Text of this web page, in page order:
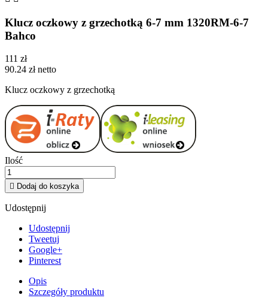
Klucz oczkowy z grzechotką 6-7 mm 1320RM-6-7
Bahco
111 zł
90.24 zł netto
Klucz oczkowy z grzechotką
Ilość
 Dodaj do koszyka
Udostępnij
Udostępnij
Tweetuj
Google+
Pinterest
Opis
Szczegóły produktu